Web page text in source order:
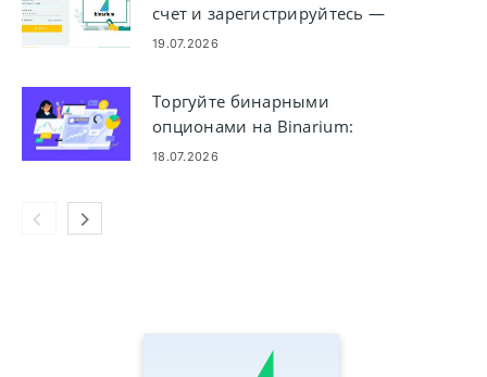
счет и зарегистрируйтесь —
шаги и требования
19.07.2026
Торгуйте бинарными
опционами на Binarium:
размещайте сделки, читайте
18.07.2026